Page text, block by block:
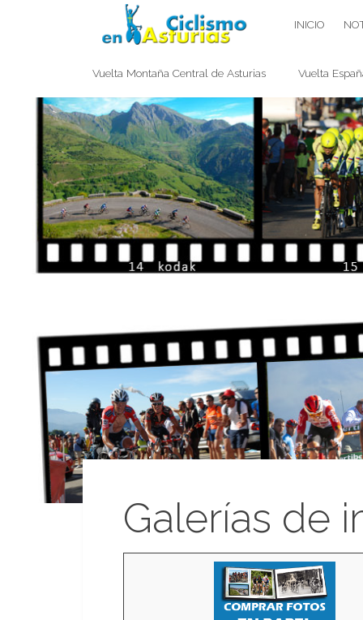
CICLISMO EN ASTURIAS INICIO
Vuelta Montaña Central de Asturias Vuelta
Galerías de